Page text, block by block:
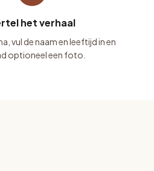
het verhaal
vul de naam en leeftijd in en
optioneel een foto.